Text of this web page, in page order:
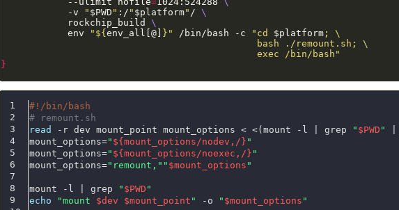
            -v
" $PWD " :/ " $platform" /
            rockchip_build
            env
" ${env_all[@] } " /bin/bash -c "cd $platform
                                              exec /bin/bash"
}
#!/bin/bash
# remount.sh
read
-r dev mount_point mount_options < <(mount -l | grep " $PWD " |
mount_options=" ${mount_options/nodev,/} "
mount_options=" ${mount_options/noexec,/} "
mount_options="remount," " $mount_options "
mount -l | grep " $PWD "
echo
"mount $dev $mount_point " -o " $mount_options "